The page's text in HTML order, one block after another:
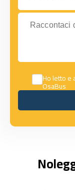
Raccontaci dei
Ho letto e
OsaBus